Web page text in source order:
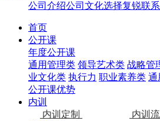
公司介绍公司文化选择复锐联
首页
公开课
年度公开课
通用管理类 领导艺术类 战略管
业文化类 执行力 职业素养类 通
公开课优势
内训
内训定制
内训